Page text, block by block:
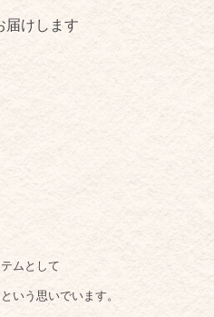
届けします
ムとして
いう思いでいます。